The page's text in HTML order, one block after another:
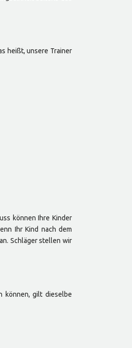
heißt, unsere Trainer
können Ihre Kinder
Ihr Kind nach dem
Schläger stellen wir
können, gilt dieselbe